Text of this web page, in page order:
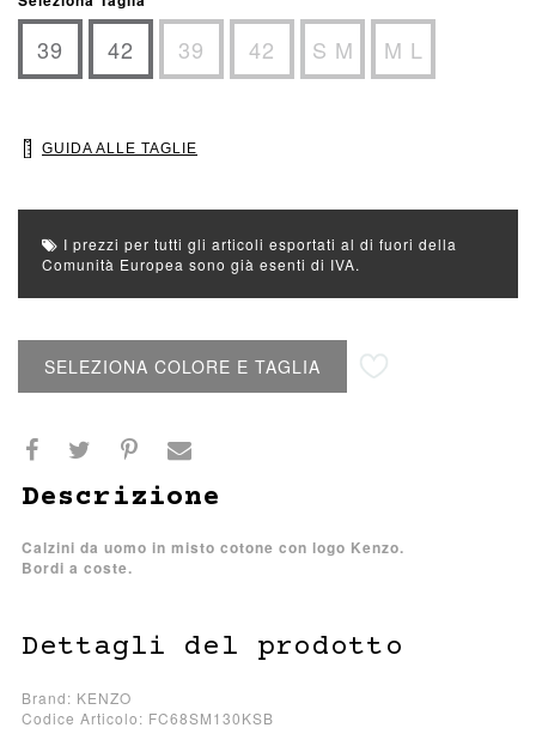
39 42 39 42 S M M L
GUIDA ALLE TAGLIE
I prezzi per tutti gli articoli esportati al di fuori della
Comunità Europea sono già esenti di IVA.
SELEZIONA COLORE E TAGLIA
Descrizione
Calzini da uomo in misto cotone con logo Kenzo.
Bordi a coste.
Dettagli del prodotto
Brand: KENZO
Codice Articolo: FC68SM130KSB